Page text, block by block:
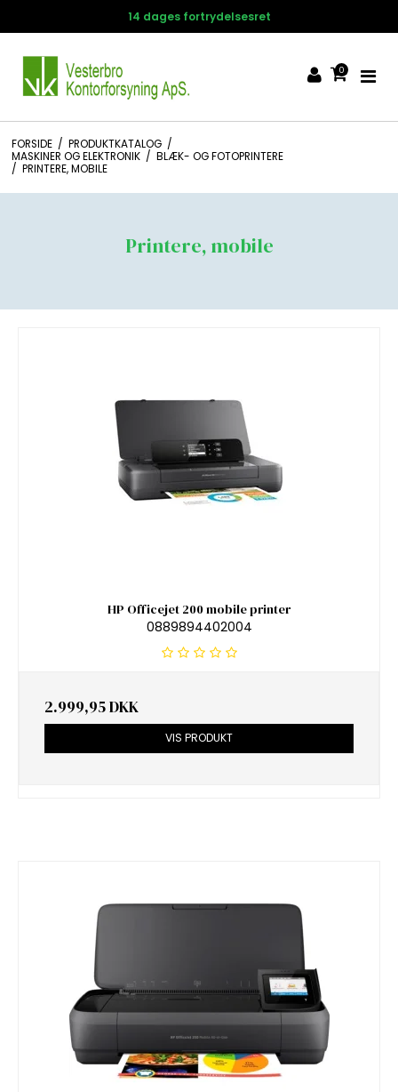
14 dages fortrydelsesret
0
FORSIDE / PRODUKTKATALOG /
MASKINER OG ELEKTRONIK / BLÆK- OG FOTOPRINTERE
/ PRINTERE, MOBILE
Printere, mobile
HP Officejet 200 mobile printer
0889894402004
2.999,95 DKK
VIS PRODUKT